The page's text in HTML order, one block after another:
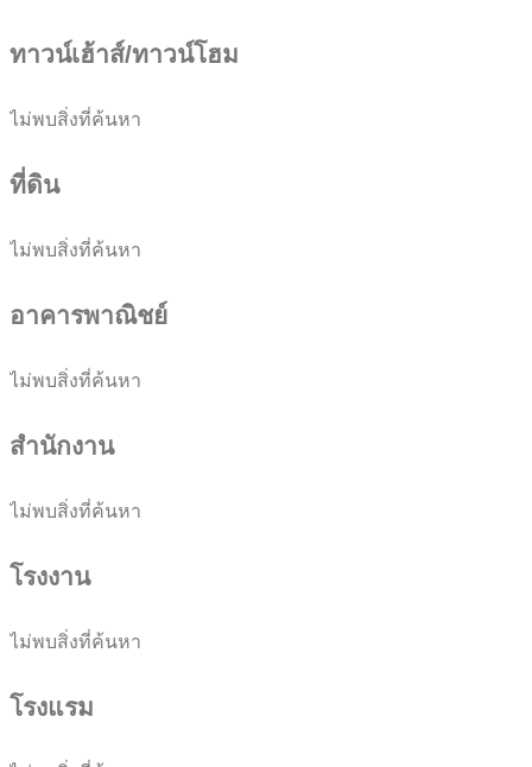
ทาวน์เฮ้าส์/ทาวน์โฮม
ไม่พบสิ่งที่ค้นหา
ที่ดิน
ไม่พบสิ่งที่ค้นหา
อาคารพาณิชย์
ไม่พบสิ่งที่ค้นหา
สำนักงาน
ไม่พบสิ่งที่ค้นหา
โรงงาน
ไม่พบสิ่งที่ค้นหา
โรงแรม